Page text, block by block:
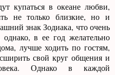
купаться в океане любви,
не только близкие, но и
знак Зодиака, что очень
однако, в ее год желательно
лучше ходить по гостям,
свой круг общения и
Однако в каждой